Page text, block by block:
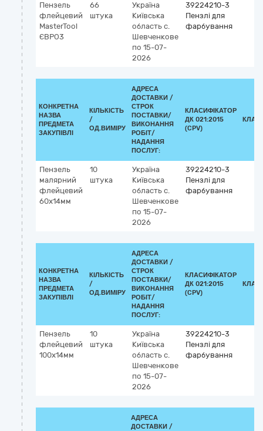
Пензель
флейцевий
MasterTool
ЄВРО3
66
штука
Україна
Київська
область с.
Шевченкове
по 15-07-
2026
39224210-3
Пензлі для
фарбування
КОНКРЕТНА
НАЗВА
ПРЕДМЕТА
ЗАКУПІВЛІ
КІЛЬКІСТЬ
/
ОД.ВИМІРУ
АДРЕСА
ДОСТАВКИ /
СТРОК
ПОСТАВКИ/
ВИКОНАННЯ
РОБІТ/
НАДАННЯ
ПОСЛУГ:
КЛАСИФІКАТОР
ДК 021:2015
(CPV)
Пензель
малярний
флейцевий
60х14мм
10
штука
Україна
Київська
область с.
Шевченкове
по 15-07-
2026
39224210-3
Пензлі для
фарбування
КОНКРЕТНА
НАЗВА
ПРЕДМЕТА
ЗАКУПІВЛІ
КІЛЬКІСТЬ
/
ОД.ВИМІРУ
АДРЕСА
ДОСТАВКИ /
СТРОК
ПОСТАВКИ/
ВИКОНАННЯ
РОБІТ/
НАДАННЯ
ПОСЛУГ:
КЛАСИФІКАТОР
ДК 021:2015
(CPV)
Пензель
флейцевий
100х14мм
10
штука
Україна
Київська
область с.
Шевченкове
по 15-07-
2026
39224210-3
Пензлі для
фарбування
АДРЕСА
ДОСТАВКИ /